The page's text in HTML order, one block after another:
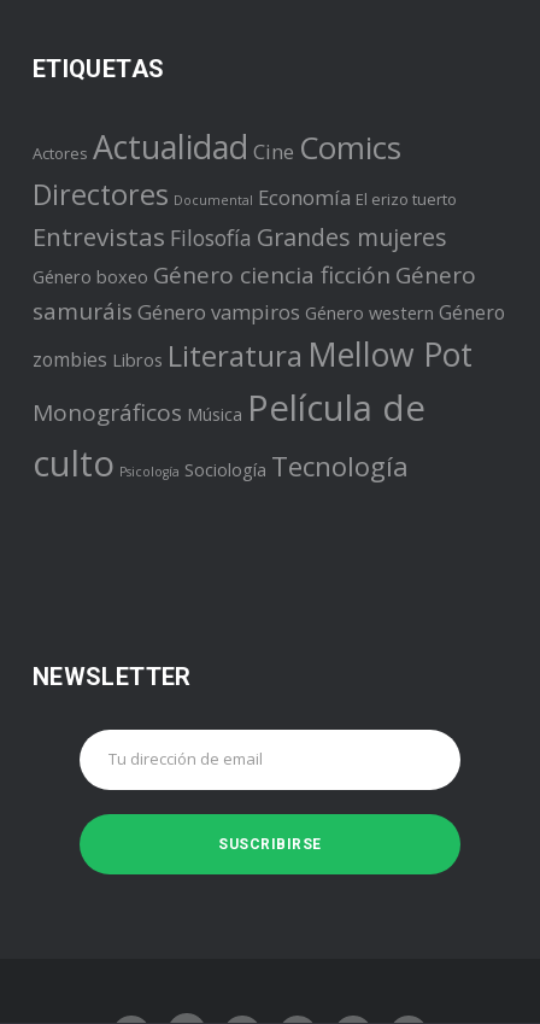
ETIQUETAS
Actores Actualidad Cine Comics
Directores Documental Economía El erizo tuerto
Entrevistas Filosofía Grandes mujeres
Género boxeo Género ciencia ficción Género
samuráis Género vampiros Género western Género
zombies Libros Literatura Mellow Pot
Monográficos Música Película de
culto Psicología Sociología Tecnología
NEWSLETTER